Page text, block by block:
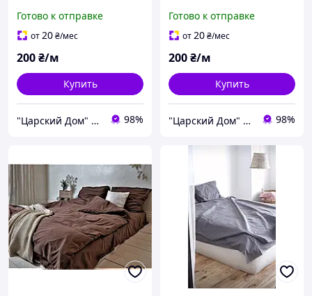
Готово к отправке
от20₴/мес
200₴/м
Купить
"Царский Дом" - производитель постельного белья из натуральных тканей 98%
Lux Туреччина
Готово к отправке
от20₴/мес
200₴/м
Купить
"Царский Дом" - производитель постельного белья из натуральных тканей 98%